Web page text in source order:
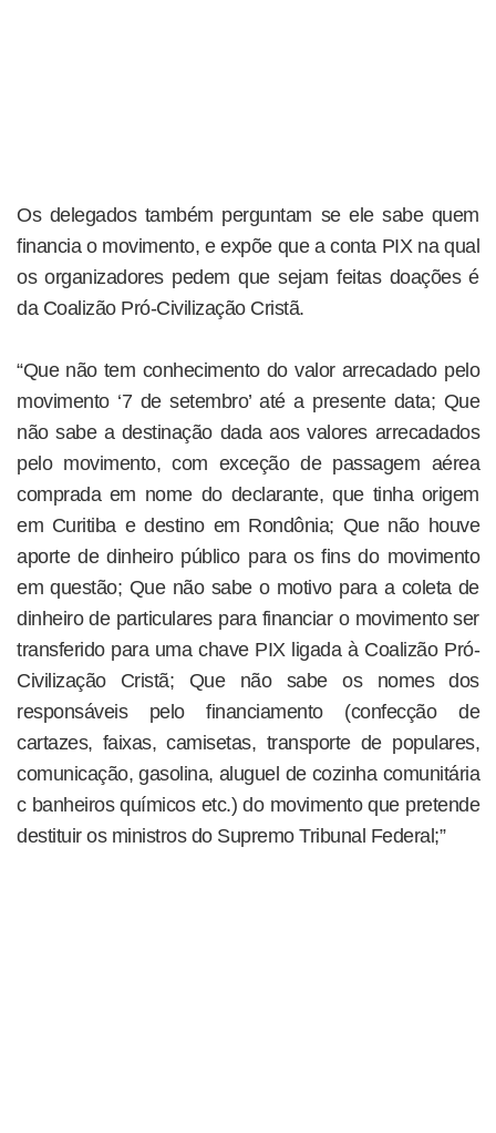
Os delegados também perguntam se ele sabe quem
financia o movimento, e expõe que a conta PIX na qual
os organizadores pedem que sejam feitas doações é
da Coalizão Pró-Civilização Cristã.
“Que não tem conhecimento do valor arrecadado pelo
movimento ‘7 de setembro’ até a presente data; Que
não sabe a destinação dada aos valores arrecadados
pelo movimento, com exceção de passagem aérea
comprada em nome do declarante, que tinha origem
em Curitiba e destino em Rondônia; Que não houve
aporte de dinheiro público para os fins do movimento
em questão; Que não sabe o motivo para a coleta de
dinheiro de particulares para financiar o movimento ser
transferido para uma chave PIX ligada à Coalizão Pró-
Civilização Cristã; Que não sabe os nomes dos
responsáveis pelo financiamento (confecção de
cartazes, faixas, camisetas, transporte de populares,
comunicação, gasolina, aluguel de cozinha comunitária
c banheiros químicos etc.) do movimento que pretende
destituir os ministros do Supremo Tribunal Federal;”